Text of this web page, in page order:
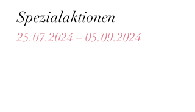
Spezialaktionen
25.07.2024 – 05.09.2024